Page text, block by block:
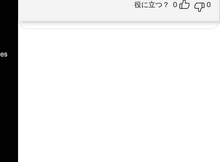
役に立つ？ 0 0